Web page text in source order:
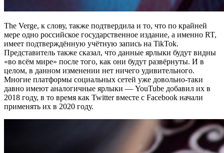
The Verge, к слову, также подтвердила и то, что по крайней
мере одно российское государственное издание, а именно RT,
имеет подтверждённую учётную запись на TikTok.
Представитель также сказал, что данные ярлыки будут видны
«во всём мире» после того, как они будут развёрнуты. И в
целом, в данном изменении нет ничего удивительного.
Многие платформы социальных сетей уже довольно-таки
давно имеют аналогичные ярлыки — YouTube добавил их в
2018 году, в то время как Twitter вместе с Facebook начали
применять их в 2020 году.